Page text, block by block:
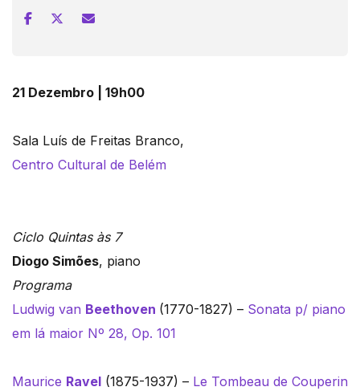
21 Dezembro | 19h00
Sala Luís de Freitas Branco,
Centro Cultural de Belém
Ciclo Quintas às 7
Diogo Simões, piano
Programa
Ludwig van Beethoven (1770-1827) – Sonata p/ piano
em lá maior Nº 28, Op. 101
Maurice Ravel (1875-1937) – Le Tombeau de Couperin